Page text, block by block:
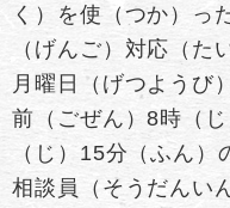
く）を使（つか）っ
（げんご）対応（た
月曜日（げつようび
前（ごぜん）8時（
（じ）15分（ふん）
相談員（そうだんい